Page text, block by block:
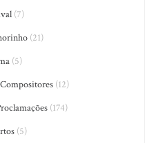
(7)
(21)
(5)
(12)
(174)
(5)